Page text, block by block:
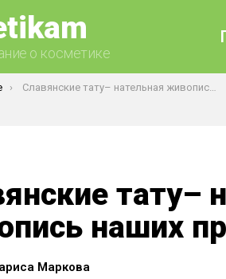
о косметике
Славянские тату– нательная живопись наших предков
тату–
наших
Маркова